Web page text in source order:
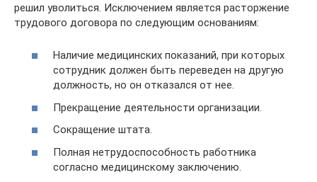
решил уволиться. Исключением является расторжение
трудового договора по следующим основаниям:
Наличие медицинских показаний, при которых
сотрудник должен быть переведен на другую
должность, но он отказался от нее.
Прекращение деятельности организации.
Сокращение штата.
Полная нетрудоспособность работника
согласно медицинскому заключению.